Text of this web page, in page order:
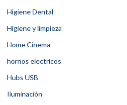
Higiene Dental
Higiene y limpieza
Home Cinema
hornos electricos
Hubs USB
Iluminación